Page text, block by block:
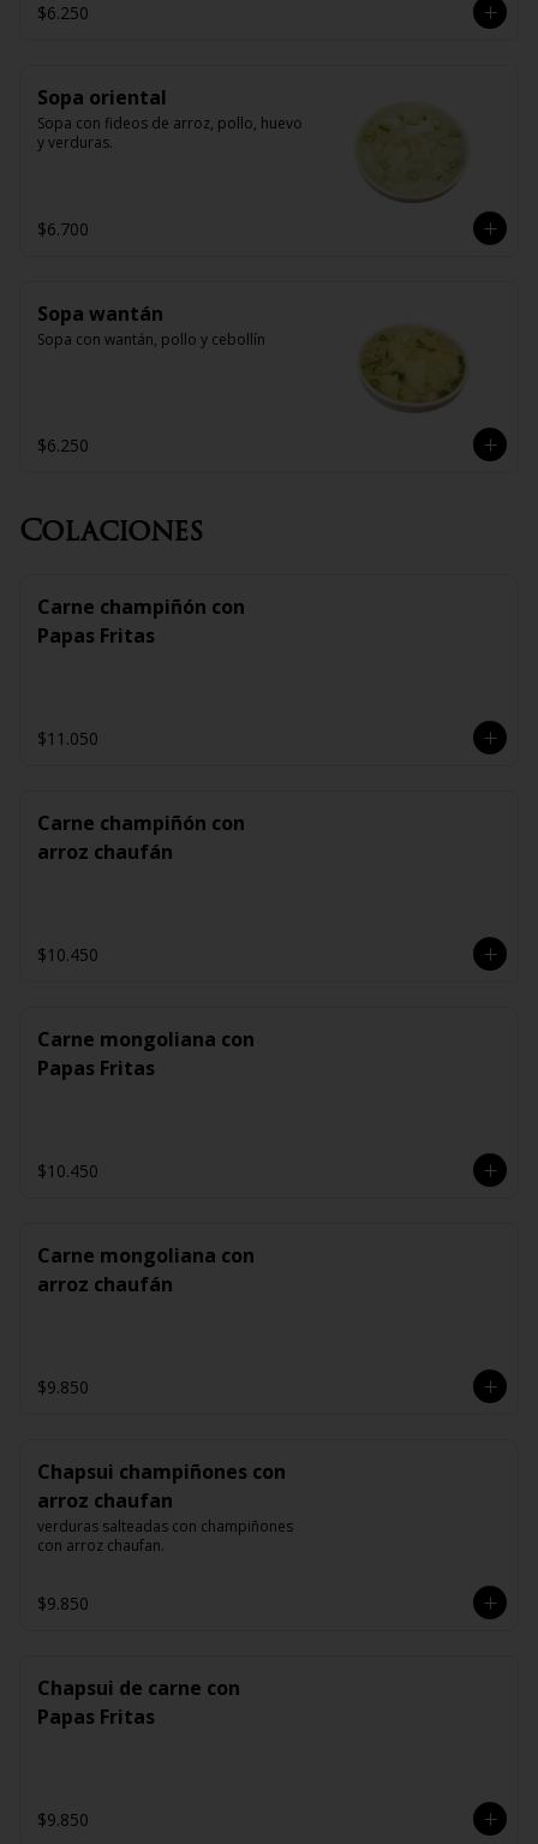
$6.250
Sopa oriental
Sopa con fideos de arroz, pollo, huevo
y verduras.
$6.700
Sopa wantán
Sopa con wantán, pollo y cebollín
$6.250
Colaciones
Carne champiñón con
Papas Fritas
$11.050
Carne champiñón con
arroz chaufán
$10.450
Carne mongoliana con
Papas Fritas
$10.450
Carne mongoliana con
arroz chaufán
$9.850
Chapsui champiñones con
arroz chaufan
verduras salteadas con champiñones
con arroz chaufan.
$9.850
Chapsui de carne con
Papas Fritas
$9.850